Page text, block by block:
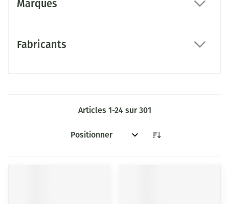
Marques
Fabricants
Articles 1-24sur301
Trier par: